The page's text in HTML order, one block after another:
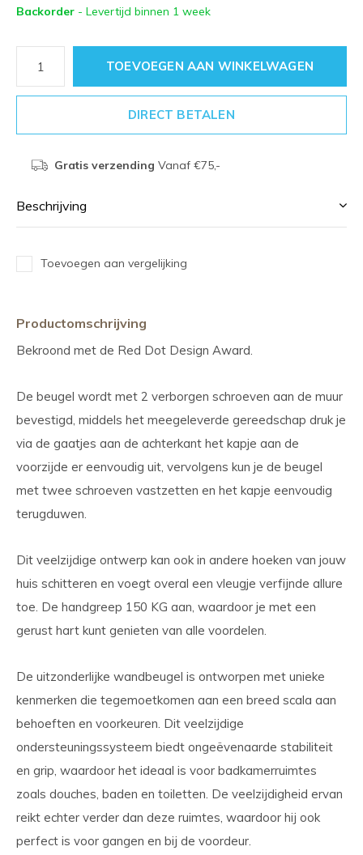
Backorder - Levertijd binnen 1 week
TOEVOEGEN AAN WINKELWAGEN
DIRECT BETALEN
Gratis verzending Vanaf €75,-
Beschrijving
Toevoegen aan vergelijking
Productomschrijving
Bekroond met de Red Dot Design Award.
De beugel wordt met 2 verborgen schroeven aan de muur
bevestigd, middels het meegeleverde gereedschap druk je
via de gaatjes aan de achterkant het kapje aan de
voorzijde er eenvoudig uit, vervolgens kun je de beugel
met twee schroeven vastzetten en het kapje eenvoudig
terugduwen.
Dit veelzijdige ontwerp kan ook in andere hoeken van jouw
huis schitteren en voegt overal een vleugje verfijnde allure
toe. De handgreep 150 KG aan, waardoor je met een
gerust hart kunt genieten van alle voordelen.
De uitzonderlijke wandbeugel is ontworpen met unieke
kenmerken die tegemoetkomen aan een breed scala aan
behoeften en voorkeuren. Dit veelzijdige
ondersteuningssysteem biedt ongeëvenaarde stabiliteit
en grip, waardoor het ideaal is voor badkamerruimtes
zoals douches, baden en toiletten. De veelzijdigheid ervan
reikt echter verder dan deze ruimtes, waardoor hij ook
perfect is voor gangen en bij de voordeur.